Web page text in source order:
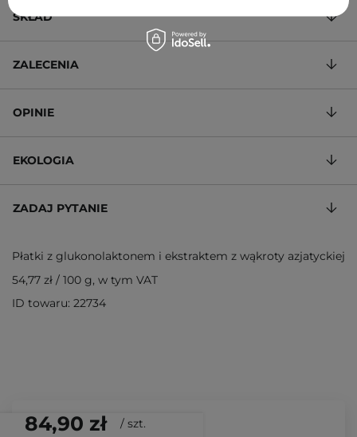
84,90 zł / szt.
SKŁAD
ZALECENIA
OPINIE
EKOLOGIA
ZADAJ PYTANIE
Płatki z glukonolaktonem i ekstraktem z wąkroty azjatyckiej
54,77 zł / 100 g, w tym VAT
ID towaru: 22734